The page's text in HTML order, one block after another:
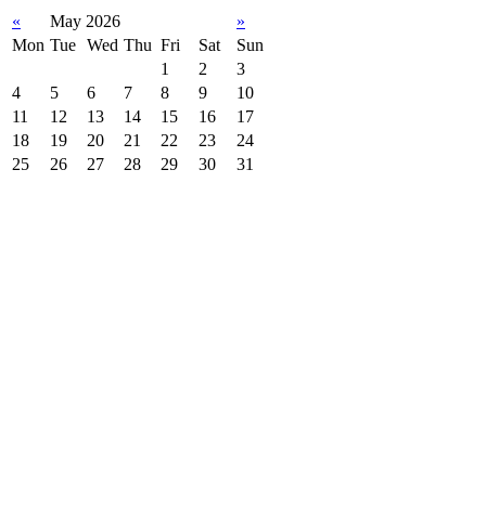
« May 2026
»
Mon Tue Wed Thu Fri Sat
Sun
1
2
3
4
5 6 7 8 9
10
11
12 13 14 15 16
17
18
19 20 21 22 23
24
25
26 27 28 29 30 31